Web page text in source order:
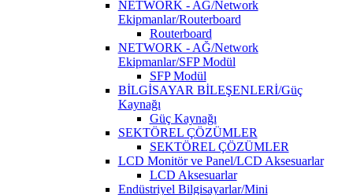
NETWORK - AĞ/Network
Ekipmanlar/Routerboard
Routerboard
NETWORK - AĞ/Network
Ekipmanlar/SFP Modül
SFP Modül
BİLGİSAYAR BİLEŞENLERİ/Güç
Kaynağı
Güç Kaynağı
SEKTÖREL ÇÖZÜMLER
SEKTÖREL ÇÖZÜMLER
LCD Monitör ve Panel/LCD Aksesuarlar
LCD Aksesuarlar
Endüstriyel Bilgisayarlar/Mini